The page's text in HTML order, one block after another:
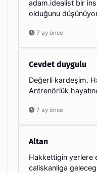
adam.idealist bir
olduğunu
7 ay önce
Cevdet duygulu
Değerli kardeşim.
Antrenörlük
7 ay önce
Altan
Hakkettigin yerlere
caliskanliga